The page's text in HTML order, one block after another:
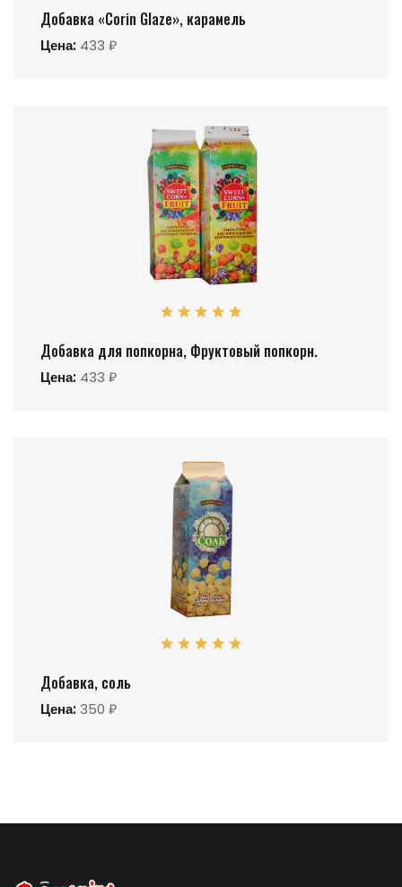
Добавка «Corin Glaze», карамель
Цена: 433 ₽
Добавка для попкорна, Фруктовый попкорн.
Цена: 433 ₽
Добавка, соль
Цена:350 ₽